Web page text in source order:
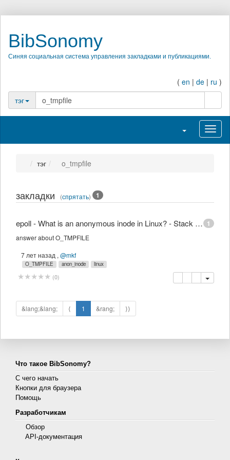
BibSonomy
Синяя социальная система управления закладками и публикациями.
( en | de | ru )
тэг
Переключить
тэг o_tmpfile
закладки (спрятать) 1
1
epoll - What is an anonymous inode in Linux? - Stack Overflow
answer about O_TMPFILE
7 лет назад , @mkf
O_TMPFILE anon_inode linux
(0) копировать
удалить
&lang;&lang; ⟨ 1 &rang; ⟩⟩
Что такое BibSonomy?
С чего начать
Кнопки для браузера
Помощь
Разработчикам
Обзор
API-документация